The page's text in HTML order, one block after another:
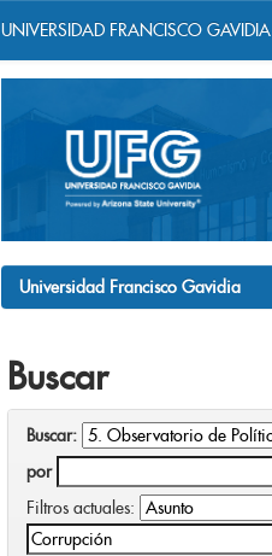
UNIVERSIDAD FRANCISCO GAVIDIA
Universidad Francisco Gavidia
Buscar
Buscar:
por
Filtros actuales: